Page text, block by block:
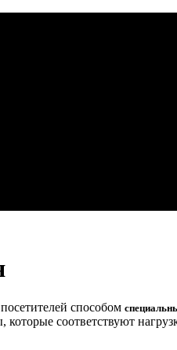
способом
соответствуют